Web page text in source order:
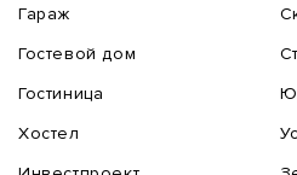
Гараж
Гостевой дом
Гостиница
Хостел